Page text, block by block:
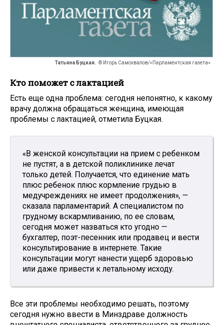
Татьяна Буцкая. © Игорь Самохвалов/«Парламентская газета»
Кто поможет с лактацией
Есть еще одна проблема: сегодня непонятно, к какому
врачу должна обращаться женщина, имеющая
проблемы с лактацией, отметила Буцкая.
«В женской консультации на прием с ребенком
не пустят, а в детской поликлинике лечат
только детей. Получается, что единение мать
плюс ребенок плюс кормление грудью в
медучреждениях не имеет продолжения», —
сказала парламентарий. А специалистом по
грудному вскармливанию, по ее словам,
сегодня может назваться кто угодно —
бухгалтер, поэт-песенник или продавец и вести
консультирование в интернете. Такие
консультации могут нанести ущерб здоровью
или даже привести к летальному исходу.
Все эти проблемы необходимо решать, поэтому
сегодня нужно ввести в Минздраве должность